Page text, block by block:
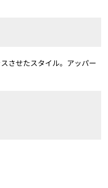
させたスタイル。アッパー